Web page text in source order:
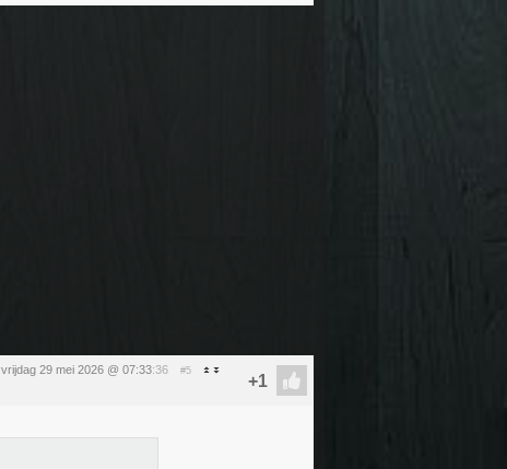
vrijdag 29 mei 2026 @ 07:33:36 #5